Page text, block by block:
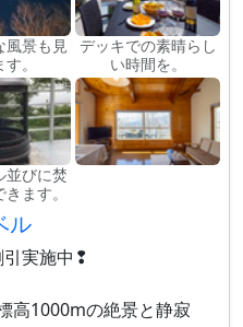
風景も見
。
デッキでの素晴らし
い時間を。
並びに焚
ます。
ル
引実施中❢
高1000mの絶景と静寂